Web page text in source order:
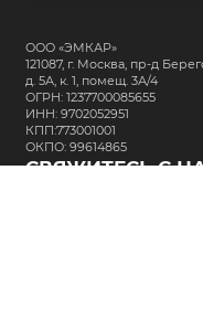
ООО «ЭМКАР»
121087, г. Москва, пр-д
д. 5А, к. 1, помещ. 3А/4
ОГРН: 1237700085655
ИНН: 9702052951
КПП:773001001
ОКПО: 99614865
СВЯЖИТЕСЬ С